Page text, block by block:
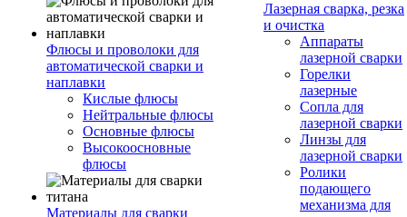
Флюсы и проволоки для
автоматической сварки и
наплавки
Кислые флюсы
Нейтральные флюсы
Основные флюсы
Высокоосновные
флюсы
Материалы для сварки
Лазерная сварка, резка
и очистка
Аппараты
лазерной сварки
Горелки
лазерные
Сопла для
лазерной сварки
Линзы для
лазерной сварки
Ролики
подающего
механизма для